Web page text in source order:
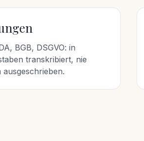
BGB, DSGVO: in
transkribiert, nie
ausgeschrieben.